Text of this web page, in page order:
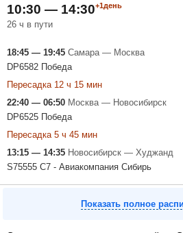
10:30 — 14:30+1день
26 ч в пути
18:45 — 19:45 Самара — Москва
DP6582 Победа
Пересадка 12 ч 15 мин
22:40 — 06:50 Москва — Новосибирск
DP6525 Победа
Пересадка 5 ч 45 мин
13:15 — 14:35 Новосибирск — Худжанд
S75555 С7 - Авиакомпания Сибирь
Показать полное